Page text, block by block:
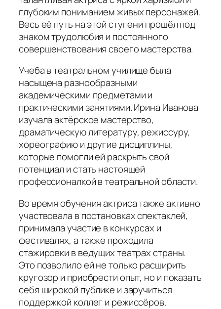
глубоким пониманием живых персонажей.
Весь её путь на этой ступени прошёл под
знаком трудолюбия и постоянного
совершенствования своего мастерства.
Учеба в театральном училище была
насыщена разнообразными
академическими предметами и
практическими занятиями. Ирина Иванова
изучала актёрское мастерство,
драматическую литературу, режиссуру,
хореографию и другие дисциплины,
которые помогли ей раскрыть свой
потенциал и стать настоящей
профессионалкой в театральной области.
Во время обучения актриса также активно
участвовала в постановках спектаклей,
принимала участие в конкурсах и
фестивалях, а также проходила
стажировки в ведущих театрах страны.
Это позволило ей не только расширить
кругозор и приобрести опыт, но и показать
себя широкой публике и заручиться
поддержкой коллег и режиссёров.